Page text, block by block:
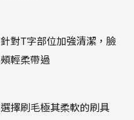
針對T字部位加強清潔，臉
頰輕柔帶過
選擇刷毛極其柔軟的刷具